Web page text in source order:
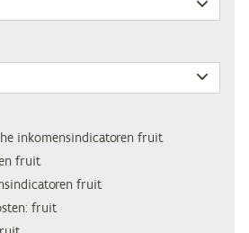
in­ko­mens­in­di­ca­to­ren fruit
fruit
fruit
fruit